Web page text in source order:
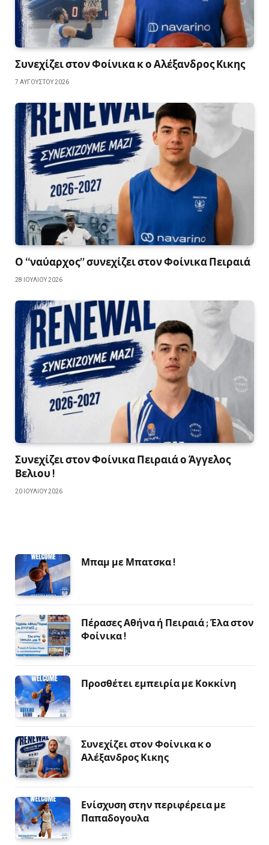
Συνεχίζει στον Φοίνικα κ ο Αλέξανδρος Κικης
7 ΑΥΓΟΎΣΤΟΥ 2026
Ο “ναύαρχος” συνεχίζει στον Φοίνικα Πειραιά
28 ΙΟΥΛΊΟΥ 2026
Συνεχίζει στον Φοίνικα Πειραιά ο Άγγελος
Βελιου !
20 ΙΟΥΛΊΟΥ 2026
Μπαμ με Μπατσκα !
Πέρασες Αθήνα ή Πειραιά ; Έλα στον
Φοίνικα !
Προσθέτει εμπειρία με Κοκκίνη
Συνεχίζει στον Φοίνικα κ ο
Αλέξανδρος Κικης
Ενίσχυση στην περιφέρεια με
Παπαδογουλα